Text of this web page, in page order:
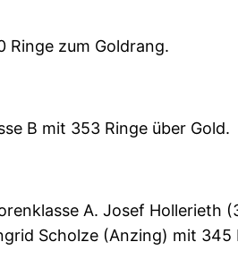
Ringe zum Goldrang.
B mit 353 Ringe über Gold.
A. Josef
Scholze (Anzing) mit 345